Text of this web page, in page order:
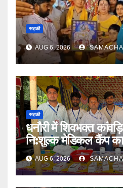
रूड़की
AUG 6, 2026
रूड़की
धनौरी में शिवभक्त
नि:शुल्क मेडिकल कैंप
AUG 6, 2026